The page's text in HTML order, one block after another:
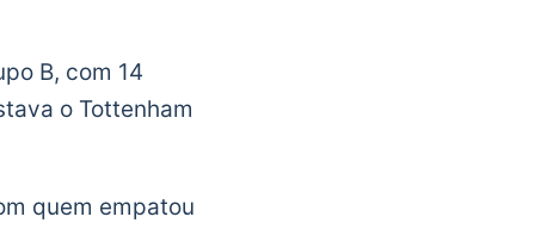
B, com 14
o Tottenham
quem empatou